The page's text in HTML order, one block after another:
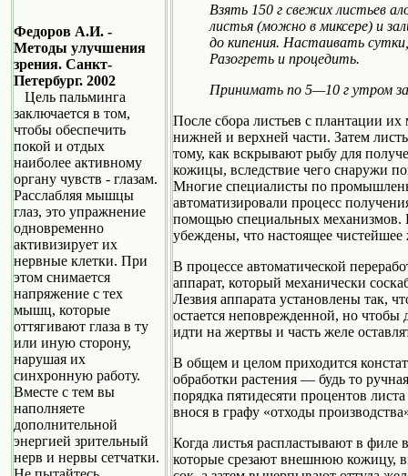
Федоров А.И. -
Методы улучшения
зрения. Санкт-
Петербург. 2002
Цель пальминга
заключается в том,
чтобы обеспечить
покой и отдых
наиболее активному
органу чувств - глазам.
Расслабляя мышцы
глаз, это упражнение
одновременно
активизирует их
нервные клетки. При
этом снимается
напряжение с тех
мышц, которые
оттягивают глаза в ту
или иную сторону,
нарушая их
синхронную работу.
Вместе с тем вы
наполняете
дополнительной
энергией зрительный
нерв и нервы сетчатки.
Взять 150 г свежих листьев
листья (можно в миксере) и
до кипения. Настаивать
Разогреть и процедить.
Принимать по 5—10 г утром
После сбора листьев с плантации
нижней и верхней части. Затем
тому, как вскрывают рыбу для
кожицы, вследствие чего снаружи
Многие специалисты по
автоматизировали процесс
помощью специальных механизмов.
убеждены, что настоящее
В процессе автоматической
аппарат, который механически
Лезвия аппарата установлены так,
остается неповрежденной, но чтобы
идти на жертвы и часть желе
В общем и целом приходится
обработки растения — будь то
порядка пятидесяти процентов
внося в графу «отходы
Когда листья распластывают в
которые срезают внешнюю кожицу,